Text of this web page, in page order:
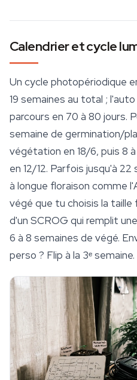
Calendrier et cycle
Un cycle photopériodique
19 semaines au total ;
parcours en 70 à 80 jours.
semaine de germination/
végétation en 18/6, puis 8
en 12/12. Parfois jusqu'à
à longue floraison comme l'
végé que tu choisis la taille
d'un SCROG qui remplit
6 à 8 semaines de végé.
perso ? Flip à la 3ᵉ semaine.